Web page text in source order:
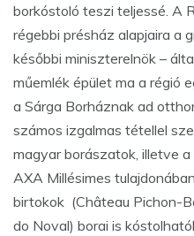
borkóstoló teszi teljessé. A
régebbi présház alapjaira a
későbbi miniszterelnök –
műemlék épület ma a régió
a Sárga Borháznak ad
számos izgalmas tétellel
magyar borászatok, illetve
AXA Millésimes
birtokok (Château Pichon-
do Noval) borai is